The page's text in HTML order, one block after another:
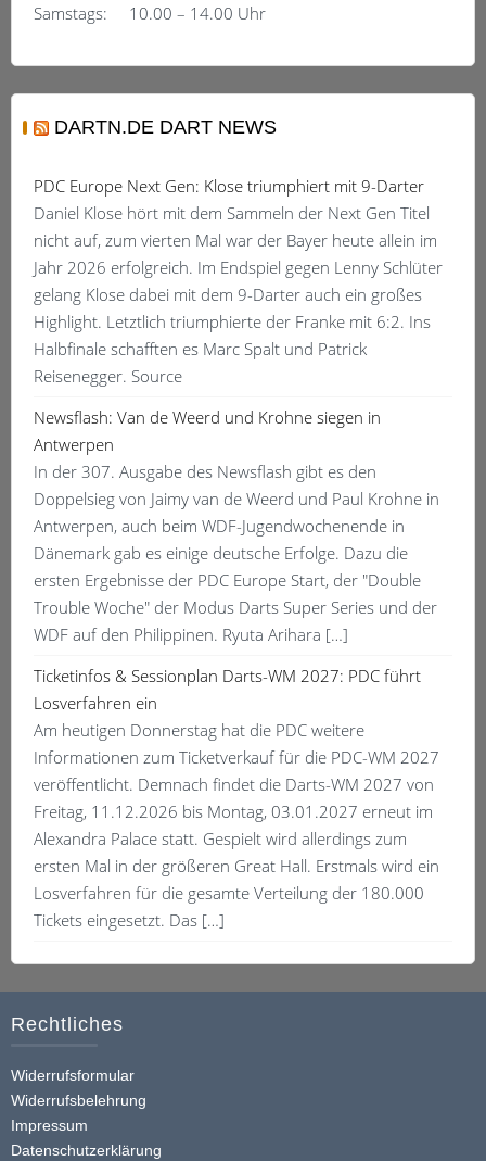
Samstags: 10.00 – 14.00 Uhr
DARTN.DE DART NEWS
PDC Europe Next Gen: Klose triumphiert mit 9-Darter
Daniel Klose hört mit dem Sammeln der Next Gen Titel
nicht auf, zum vierten Mal war der Bayer heute allein im
Jahr 2026 erfolgreich. Im Endspiel gegen Lenny Schlüter
gelang Klose dabei mit dem 9-Darter auch ein großes
Highlight. Letztlich triumphierte der Franke mit 6:2. Ins
Halbfinale schafften es Marc Spalt und Patrick
Reisenegger. Source
Newsflash: Van de Weerd und Krohne siegen in
Antwerpen
In der 307. Ausgabe des Newsflash gibt es den
Doppelsieg von Jaimy van de Weerd und Paul Krohne in
Antwerpen, auch beim WDF-Jugendwochenende in
Dänemark gab es einige deutsche Erfolge. Dazu die
ersten Ergebnisse der PDC Europe Start, der "Double
Trouble Woche" der Modus Darts Super Series und der
WDF auf den Philippinen. Ryuta Arihara […]
Ticketinfos & Sessionplan Darts-WM 2027: PDC führt
Losverfahren ein
Am heutigen Donnerstag hat die PDC weitere
Informationen zum Ticketverkauf für die PDC-WM 2027
veröffentlicht. Demnach findet die Darts-WM 2027 von
Freitag, 11.12.2026 bis Montag, 03.01.2027 erneut im
Alexandra Palace statt. Gespielt wird allerdings zum
ersten Mal in der größeren Great Hall. Erstmals wird ein
Losverfahren für die gesamte Verteilung der 180.000
Tickets eingesetzt. Das […]
Rechtliches
Widerrufsformular
Widerrufsbelehrung
Impressum
Datenschutzerklärung